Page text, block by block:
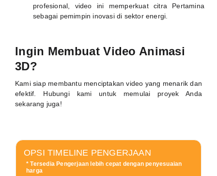
profesional, video ini memperkuat citra Pertamina
sebagai pemimpin inovasi di sektor energi.
Ingin Membuat Video Animasi
3D?
Kami siap membantu menciptakan video yang menarik dan
efektif. Hubungi kami untuk memulai proyek Anda
sekarang juga!
OPSI TIMELINE PENGERJAAN
* Tersedia Pengerjaan lebih cepat dengan penyesuaian
harga